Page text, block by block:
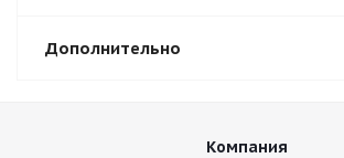
Дополнительно
Компания